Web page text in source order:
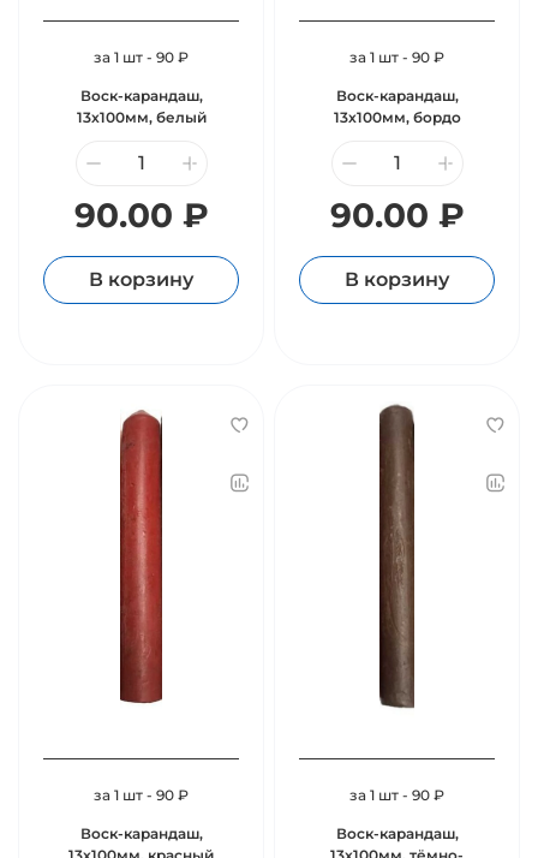
за 1 шт - 90 ₽
Воск-карандаш,
13х100мм, белый
90.00 ₽
В корзину
за 1 шт - 90 ₽
Воск-карандаш,
13х100мм, бордо
90.00 ₽
В корзину
за 1 шт - 90 ₽
Воск-карандаш,
13х100мм, красный
за 1 шт - 90 ₽
Воск-карандаш,
13х100мм, тёмно-